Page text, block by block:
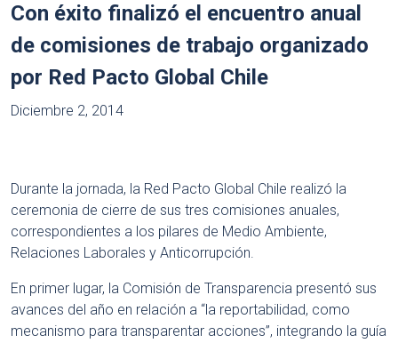
Con éxito finalizó el encuentro anual
de comisiones de trabajo organizado
por Red Pacto Global Chile
Diciembre 2, 2014
Durante la jornada, la Red Pacto Global Chile realizó la
ceremonia de cierre de sus tres comisiones anuales,
correspondientes a los pilares de Medio Ambiente,
Relaciones Laborales y Anticorrupción.
En primer lugar, la Comisión de Transparencia presentó sus
avances del año en relación a “la reportabilidad, como
mecanismo para transparentar acciones”, integrando la guía